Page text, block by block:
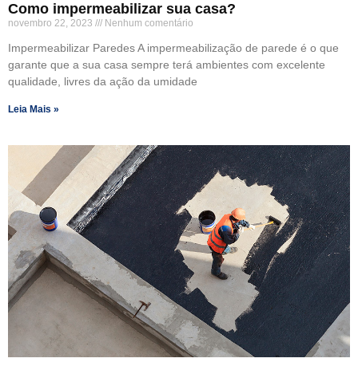
Como impermeabilizar sua casa?
novembro 22, 2023 Nenhum comentário
Impermeabilizar Paredes A impermeabilização de parede é o que
garante que a sua casa sempre terá ambientes com excelente
qualidade, livres da ação da umidade
Leia Mais »